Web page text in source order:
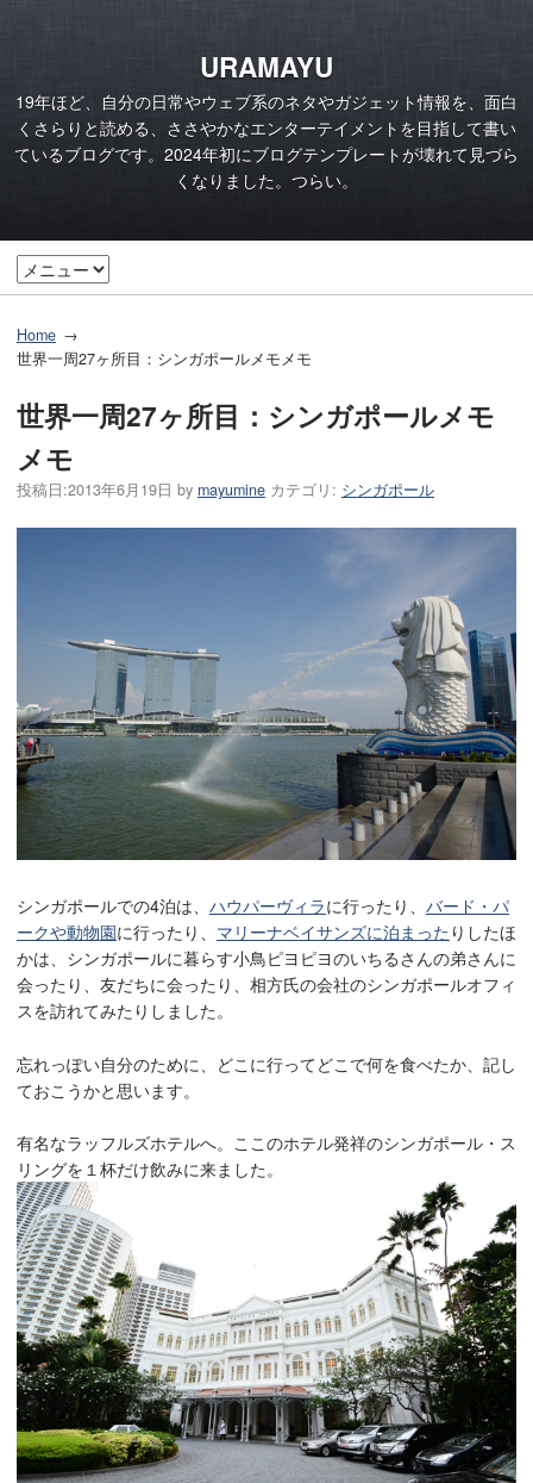
URAMAYU
19年ほど、自分の日常やウェブ系のネタやガジェット情報を、面白
くさらりと読める、ささやかなエンターテイメントを目指して書い
ているブログです。2024年初にブログテンプレートが壊れて見づら
くなりました。つらい。
Home
世界一周27ヶ所目：シンガポールメモメモ
世界一周27ヶ所目：シンガポールメモ
メモ
投稿日:2013年6月19日 by mayumine カテゴリ: シンガポール
シンガポールでの4泊は、 ハウパーヴィラに行ったり、 バード・パ
ークや動物園に行ったり、 マリーナベイサンズに泊まった りしたほ
かは、シンガポールに暮らす小鳥ピヨピヨのいちるさんの弟さんに
会ったり、友だちに会ったり、相方氏の会社のシンガポールオフィ
スを訪れてみたりしました。
忘れっぽい自分のために、どこに行ってどこで何を食べたか、記し
ておこうかと思います。
有名なラッフルズホテルへ。ここのホテル発祥のシンガポール・ス
リングを１杯だけ飲みに来ました。